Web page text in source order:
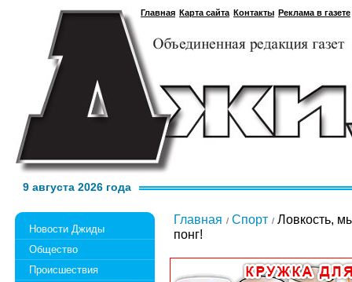
Главная Карта сайта Контакты Реклама в газете
9 августа 2026 года
Новости Джиды
Общество
Происшествия
Главная Спорт
Ловкость,
понг!